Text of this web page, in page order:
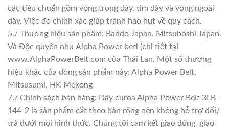
các tiêu chuẩn gồm vòng trong dây, tim dây và vòng ngoài
dây. Việc đo chính xác giúp tránh hao hụt về quy cách.
5./ Thương hiệu sản phẩm: Bando Japan. Mitsuboshi Japan.
Và Độc quyền như Alpha Power betl (chi tiết tại
www.AlphaPowerBelt.com của Thái Lan. Một số thương
hiệu khác của dòng sản phẩm này: Alpha Power Belt,
Mitsusumi, HK Mekong
7./ Chính sách bán hàng: Dây curoa Alpha Power Belt 3LB-
144-2 là sản phẩm cắt theo bản rộng nên không hỗ trợ đổi/
trả dưới mọi hình thức. Chúng tôi cam kết giao đúng, giao